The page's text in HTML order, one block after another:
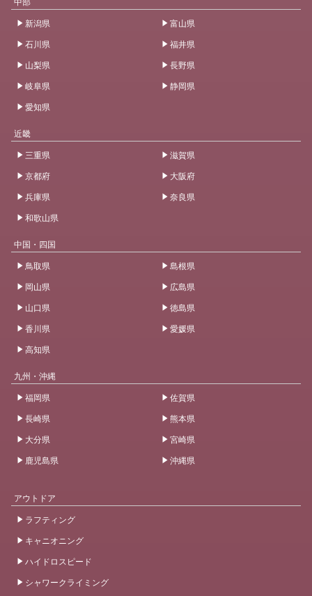
新潟県
富山県
石川県
福井県
山梨県
長野県
岐阜県
静岡県
愛知県
近畿
三重県
滋賀県
京都府
大阪府
兵庫県
奈良県
和歌山県
中国・四国
鳥取県
島根県
岡山県
広島県
山口県
徳島県
香川県
愛媛県
高知県
九州・沖縄
福岡県
佐賀県
長崎県
熊本県
大分県
宮崎県
鹿児島県
沖縄県
アウトドア
ラフティング
キャニオニング
ハイドロスピード
シャワークライミング